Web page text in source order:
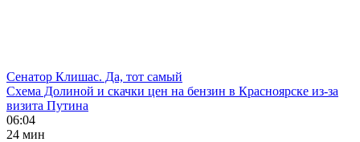
Сенатор Клишас. Да, тот самый
Схема Долиной и скачки цен на бензин в Красноярске из-за
визита Путина
06:04
24 мин